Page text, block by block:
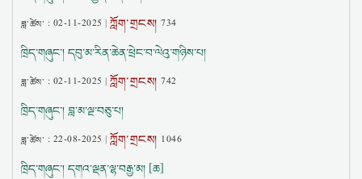
༢༠༡༩ ལོའི་དཔྱིད་ཆོས་ཆེན་མོའི་མཛད་རིམ།
༢༠༡༩ ལོའི་ཟླ་ལྷག་ཆོས་ཐོག་གི་མཛད་རིམ།
ཟླ་ཚེས་ : 02-11-2025 |ཀློག་གྲངས།734
ཁྲིད་གཞུང་། དབུ་མ་རིན་ཆེན་ཕྲེང་བ་ལེའུ་གཉིས་པ།
ཟླ་ཚེས་ : 02-11-2025 |ཀློག་གྲངས།742
ཁྲིད་གཞུང་། བླ་མ་ལྔ་བཅུ་པ།
ཟླ་ཚེས་ : 22-08-2025 |ཀློག་གྲངས། 1046
ཁྲིད་གཞུང་། དགའ་ལྡན་ལྷ་བརྒྱ་མ། [ཆ]